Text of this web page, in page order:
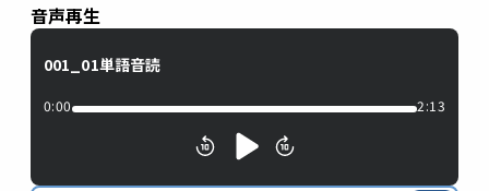
音声再生
001_01単語音読
0:00 2:13